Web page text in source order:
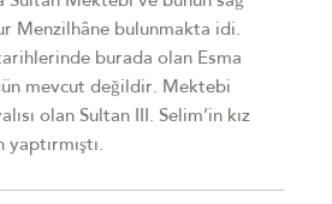
Menzilhâne bulunmakta idi.
burada olan Esma
mevcut değildir. Mektebi
olan Sultan III. Selim’in kız